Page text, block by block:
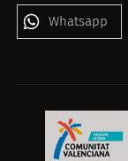
Whatsapp